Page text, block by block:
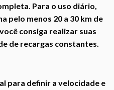
Para o uso diário,
pelo menos 20 a 30 km de
consiga realizar suas
de recargas constantes.
para definir a velocidade e